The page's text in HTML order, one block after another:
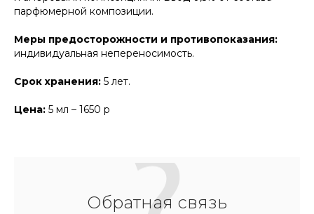
парфюмерной композиции.
Меры предосторожности и противопоказания:
индивидуальная непереносимость.
Срок хранения: 5 лет.
Цена: 5 мл – 1650 р
Обратная связь